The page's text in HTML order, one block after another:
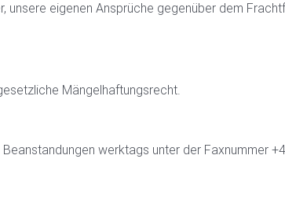
unsere eigenen Ansprüche gegenüber dem
Mängelhaftungsrecht.
werktags unter der Faxnummer